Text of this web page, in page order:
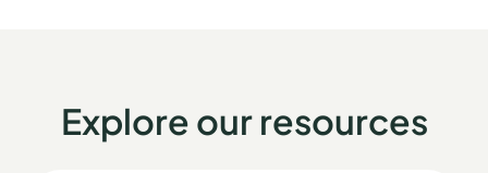
Explore our resources